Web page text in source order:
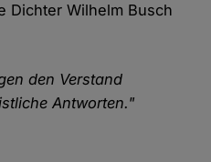
Dichter Wilhelm Busch
den Verstand
Antworten."